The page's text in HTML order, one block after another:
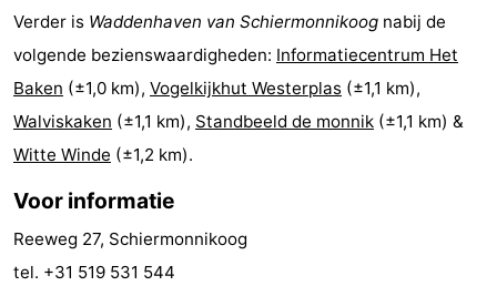
Leeuwarden
Waddeneilanden
-
Ameland
-
Terschelling
-
Vlieland
-
Texel
Weer
Verder is Waddenhaven van Schiermonnikoog nabij de
volgende bezienswaardigheden: Informatiecentrum Het
Baken (±1,0 km), Vogelkijkhut Westerplas (±1,1 km),
Walviskaken (±1,1 km), Standbeeld de monnik (±1,1 km) &
Witte Winde (±1,2 km).
Voor informatie
Reeweg 27, Schiermonnikoog
tel. +31 519 531 544